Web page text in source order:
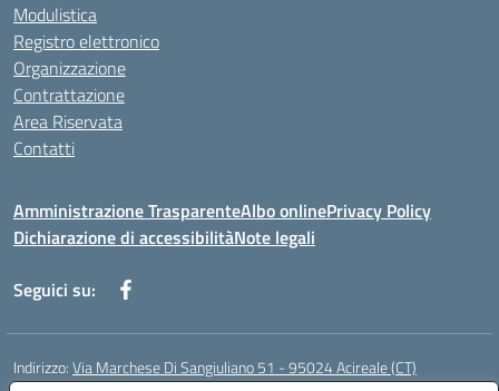
Modulistica
Registro elettronico
Organizzazione
Contrattazione
Area Riservata
Contatti
Amministrazione TrasparenteAlbo onlinePrivacy Policy
Dichiarazione di accessibilitàNote legali
Seguici su:
Indirizzo:Via Marchese Di Sangiuliano 51 - 95024 Acireale (CT)